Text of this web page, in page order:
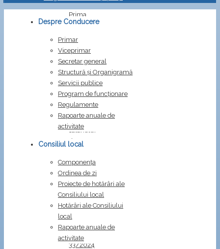
Prima
pagină
Dispozitia
34/2024
Dispozitia
34/2024
privind
stabilirea
salariului
de
pentru
Gheorghi
Cristian
Semn
de
Dispozitia
33/2024
Despre Conducere
Primar
Viceprimar
Secretar general
Structură și Organigramă
Servicii publice
Program de funcționare
Regulamente
Rapoarte anuale de
activitate
Consiliul local
Componența
Ordinea de zi
Proiecte de hotărâri ale
Consiliului local
Hotărâri ale Consiliului
local
Rapoarte anuale de
activitate